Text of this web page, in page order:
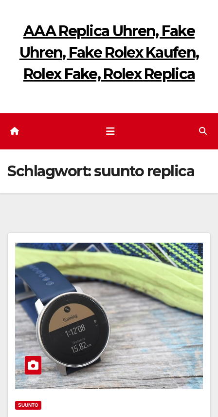
springenAAA Replica Uhren, Fake
Uhren, Fake Rolex Kaufen,
Rolex Fake, Rolex Replica
Schlagwort:suunto replica
SUUNTO